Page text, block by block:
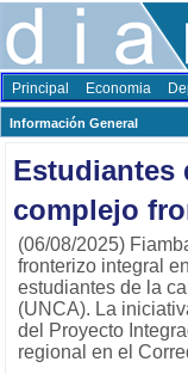
Principal Economia
Información General
Estudiantes
complejo
(06/08/2025)
fronterizo integral
estudiantes de la
(UNCA). La
del Proyecto
regional en el